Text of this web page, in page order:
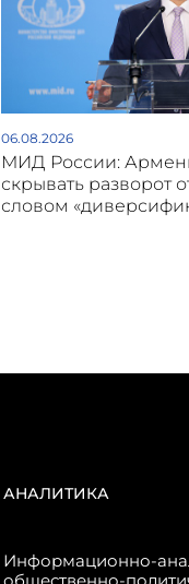
06.08.2026
МИД России:
скрывать разворот
словом
АНАЛИТИКА
Информационно-